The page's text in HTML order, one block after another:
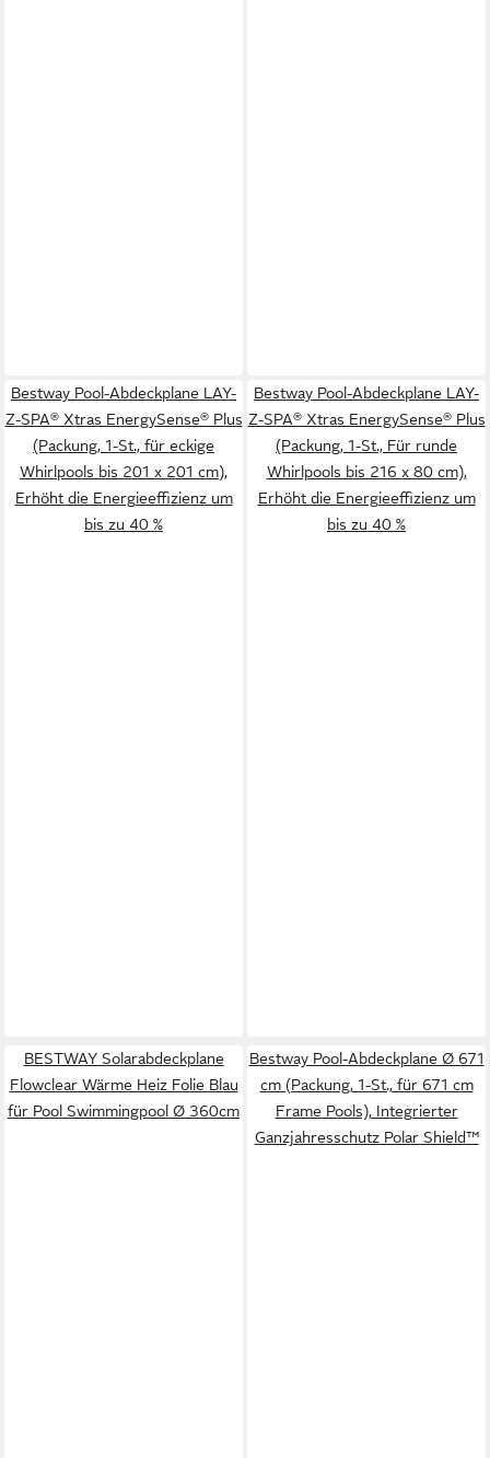
Bestway Pool-Abdeckplane LAY-
Z-SPA® Xtras EnergySense® Plus
(Packung, 1-St., für eckige
Whirlpools bis 201 x 201 cm),
Erhöht die Energieeffizienz um
bis zu 40 %
Bestway Pool-Abdeckplane LAY-
Z-SPA® Xtras EnergySense® Plus
(Packung, 1-St., Für runde
Whirlpools bis 216 x 80 cm),
Erhöht die Energieeffizienz um
bis zu 40 %
BESTWAY Solarabdeckplane
Flowclear Wärme Heiz Folie Blau
für Pool Swimmingpool Ø 360cm
Bestway Pool-Abdeckplane Ø 671
cm (Packung, 1-St., für 671 cm
Frame Pools), Integrierter
Ganzjahresschutz Polar Shield™